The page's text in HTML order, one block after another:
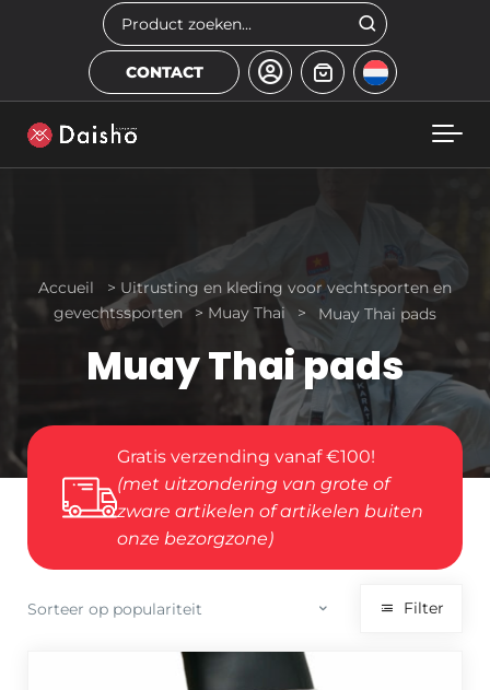
Skip to main content Zoeken
CONTACT
Muay Thai pads
Accueil > Uitrusting en kleding voor vechtsporten en
gevechtssporten
> Muay Thai > Muay Thai pads
Gratis verzending vanaf €100!
(met uitzondering van grote of
zware artikelen of artikelen buiten
onze bezorgzone)
Filter